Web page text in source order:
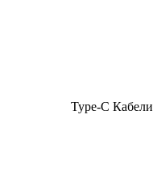
Type-C Кабели